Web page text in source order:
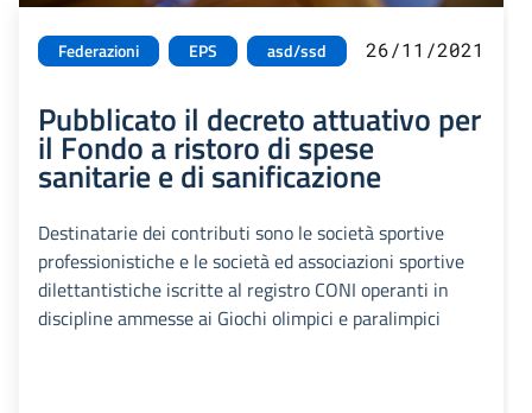
Federazioni EPS asd/ssd 26/11/2021
Pubblicato il decreto attuativo per
il Fondo a ristoro di spese
sanitarie e di sanificazione
Destinatarie dei contributi sono le società sportive
professionistiche e le società ed associazioni sportive
dilettantistiche iscritte al registro CONI operanti in
discipline ammesse ai Giochi olimpici e paralimpici